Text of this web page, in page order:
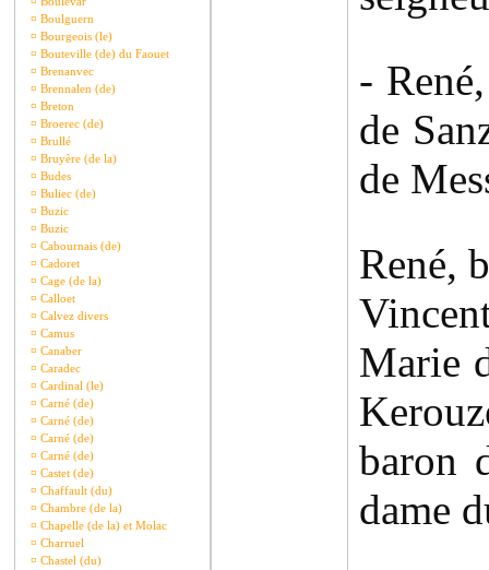
¤ Boulguern
¤ Bourgeois (le)
¤ Bouteville (de) du Faouet
¤ Brenanvec
¤ Brennalen (de)
¤ Breton
¤ Broerec (de)
¤ Brullé
¤ Bruyère (de la)
¤ Budes
¤ Buliec (de)
¤ Buzic
¤ Buzic
¤ Cabournais (de)
¤ Cadoret
¤ Cage (de la)
¤ Calloet
¤ Calvez divers
¤ Camus
¤ Canaber
¤ Caradec
¤ Cardinal (le)
¤ Carné (de)
¤ Carné (de)
¤ Carné (de)
¤ Carné (de)
¤ Castet (de)
¤ Chaffault (du)
¤ Chambre (de la)
¤ Chapelle (de la) et Molac
¤ Charruel
¤ Chastel (du)
-
de
de
René,
Marie
baron
dame